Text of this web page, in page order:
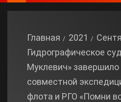
Главная 2021
Гидрографическое
Муклевич» завершило
совместной
флота и РГО «Помни